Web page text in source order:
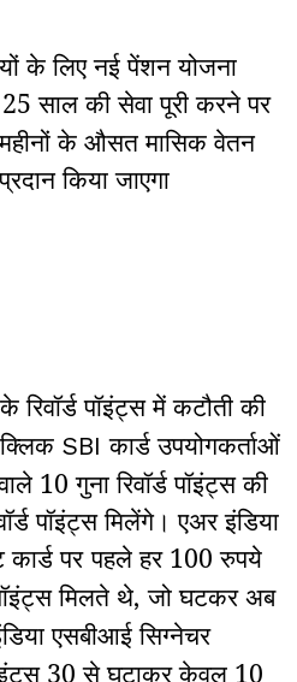
के लिए नई पेंशन योजना
साल की सेवा पूरी करने पर
महीनों के औसत मासिक वेतन
किया जाएगा
पॉइंट्स में कटौती की
SBIकार्ड उपयोगकर्ताओं
10 गुना रिवॉर्ड पॉइंट्स की
पॉइंट्स मिलेंगे। एअर इंडिया
पर पहले हर 100 रुपये
मिलते थे,जो घटकर अब
एसबीआई सिग्नेचर
30 से घटाकर केवल 10